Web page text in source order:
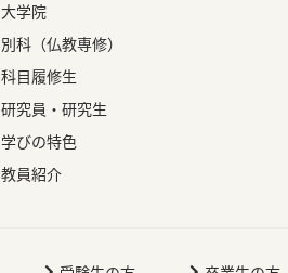
大学院
別科（仏教専修）
科目履修生
研究員・研究生
学びの特色
教員紹介